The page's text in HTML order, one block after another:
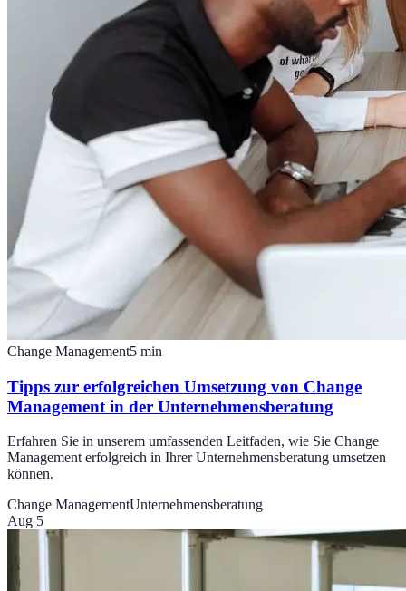
Change Management5 min
Tipps zur erfolgreichen Umsetzung von Change
Management in der Unternehmensberatung
Erfahren Sie in unserem umfassenden Leitfaden, wie Sie Change
Management erfolgreich in Ihrer Unternehmensberatung umsetzen
können.
Change ManagementUnternehmensberatung
Aug 5